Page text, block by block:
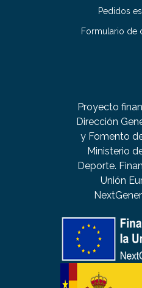
Pedidos
Formulario de
Proyecto
Dirección
y Fomento
Ministerio
Deporte.
Unión